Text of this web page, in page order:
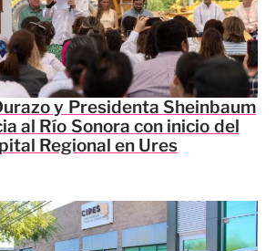
y Presidenta Sheinbaum
al Río Sonora con inicio del
Regional en Ures